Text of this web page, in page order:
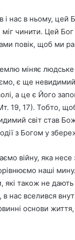
і нас в ньому,
міг чинити. Цей
повік, щоб ми
міняє людське
є ще
а це є Його
19, 17). Тобто,
світ став
з Богом у
війну, яка несе
наші
які також не
нас вселився
основи